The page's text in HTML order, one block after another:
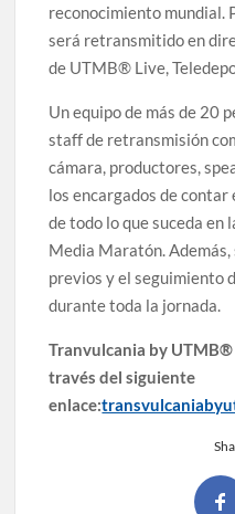
reconocimiento mundial.
será retransmitido en
de UTMB® Live,
Un equipo de más de 20
staff de retransmisión
cámara, productores,
los encargados de
de todo lo que suceda
Media Maratón.
previos y el seguimiento
durante toda la jornada.
Tranvulcania by
través del siguiente
enlace: